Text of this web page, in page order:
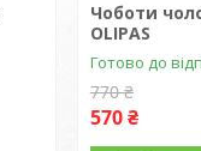
Чоботи
OLIPAS
Готово до
770 ₴
570 ₴